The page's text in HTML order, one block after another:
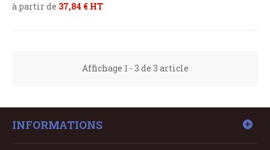
à partir de 37,84 € HT
Affichage 1 - 3 de 3 article
INFORMATIONS